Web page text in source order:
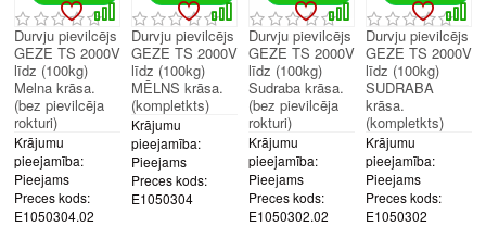
Krājumu
pieejamība:
Pieejams
Preces kods:
E1050304.02
Durvju pievilcējs
GEZE TS 2000V
līdz (100kg)
Melna krāsa.
(bez pievilcēja
rokturi)
Krājumu
pieejamība:
Pieejams
Preces kods:
E1050304
Durvju pievilcējs
GEZE TS 2000V
līdz (100kg)
MĒLNS krāsa.
(kompletkts)
Krājumu
pieejamība:
Pieejams
Preces kods:
E1050302.02
Durvju pievilcējs
GEZE TS 2000V
līdz (100kg)
Sudraba krāsa.
(bez pievilcēja
rokturi)
Krājumu
pieejamība:
Pieejams
Preces kods:
E1050302
Durvju pievilcējs
GEZE TS 2000V
līdz (100kg)
SUDRABA
krāsa.
(kompletkts)